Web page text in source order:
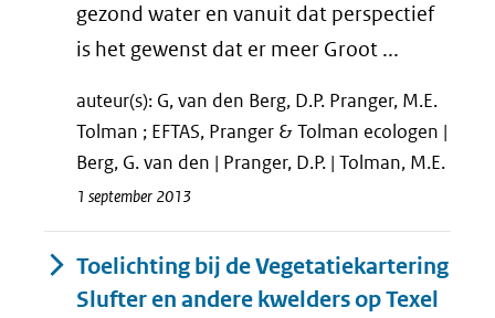
gezond water en vanuit dat perspectief
is het gewenst dat er meer Groot ...
auteur(s): G, van den Berg, D.P. Pranger, M.E.
Tolman ; EFTAS, Pranger & Tolman ecologen |
Berg, G. van den | Pranger, D.P. | Tolman, M.E.
1 september 2013
Toelichting bij de Vegetatiekartering
Slufter en andere kwelders op Texel